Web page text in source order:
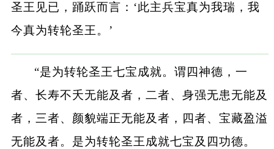
圣王见已，踊跃而言：‘此主兵宝真为我瑞，我
今真为转轮圣王。’
“是为转轮圣王七宝成就。谓四神德，一
者、长寿不夭无能及者，二者、身强无患无能及
者，三者、颜貌端正无能及者，四者、宝藏盈溢
无能及者。是为转轮圣王成就七宝及四功德。